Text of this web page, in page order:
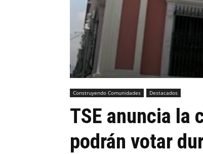
Construyendo Comunidades Destacados
TSE anuncia la
podrán votar